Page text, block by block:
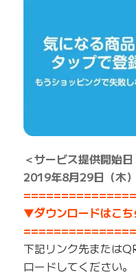
＜サービス提供開始日
2019年8月29日（木）
▼ダウンロードはこ
下記リンク先または
ロードしてください。